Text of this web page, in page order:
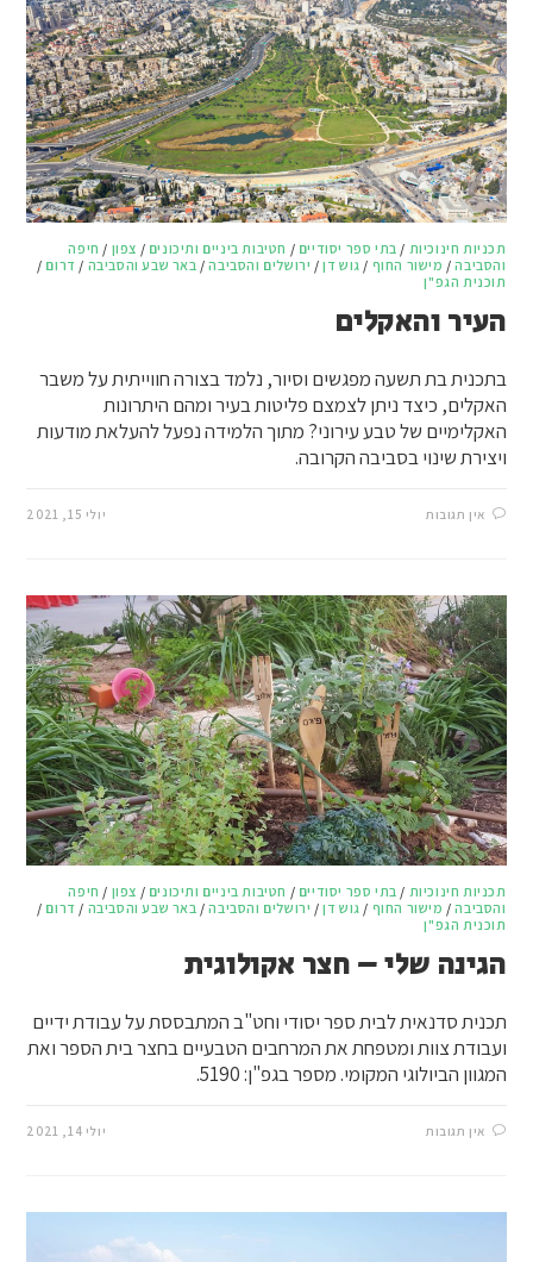
תכניות חינוכיות / בתי ספר יסודיים / חטיבות ביניים ותיכונים / צפון / חיפה
והסביבה/ מישור החוף / גוש דן/ ירושלים והסביבה/ באר שבע והסביבה / דרום /
תוכנית הגפ"ן
העיר והאקלים
בתכנית בת תשעה מפגשים וסיור, נלמד בצורה חווייתית על משבר
האקלים, כיצד ניתן לצמצם פליטות בעיר ומהם היתרונות
האקלימיים של טבע עירוני? מתוך הלמידה נפעל להעלאת מודעות
ויצירת שינוי בסביבה הקרובה.
אין תגובות יולי 15, 2021
תכניות חינוכיות / בתי ספר יסודיים / חטיבות ביניים ותיכונים / צפון / חיפה
והסביבה/ מישור החוף / גוש דן/ ירושלים והסביבה/ באר שבע והסביבה / דרום /
תוכנית הגפ"ן
הגינה שלי – חצר אקולוגית
תכנית סדנאית לבית ספר יסודי וחט"ב המתבססת על עבודת ידיים
ועבודת צוות ומטפחת את המרחבים הטבעיים בחצר בית הספר ואת
המגוון הביולוגי המקומי. מספר בגפ"ן: 5190.
אין תגובות יולי 14, 2021